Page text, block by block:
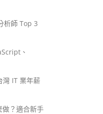
析師 Top 3
、
灣 IT 業年薪
？適合新手